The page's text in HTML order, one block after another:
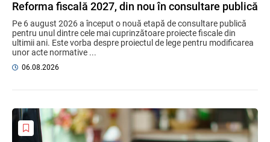
Reforma fiscală 2027, din nou în consultare publică
Pe 6 august 2026 a început o nouă etapă de consultare publică
pentru unul dintre cele mai cuprinzătoare proiecte fiscale din
ultimii ani. Este vorba despre proiectul de lege pentru modificarea
unor acte normative ...
06.08.2026